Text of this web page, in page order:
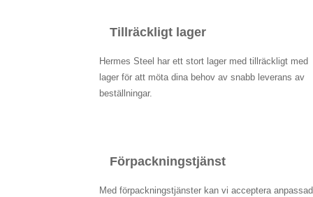
Tillräckligt lager
Hermes Steel har ett stort lager med tillräckligt med
lager för att möta dina behov av snabb leverans av
beställningar.
Förpackningstjänst
Med förpackningstjänster kan vi acceptera anpassad